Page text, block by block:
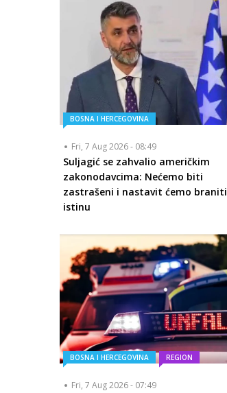
BOSNA I HERCEGOVINA
Fri, 7 Aug 2026 - 08:49
Suljagić se zahvalio američkim
zakonodavcima: Nećemo biti
zastrašeni i nastavit ćemo braniti
istinu
BOSNA I HERCEGOVINA REGION
Fri, 7 Aug 2026 - 07:49